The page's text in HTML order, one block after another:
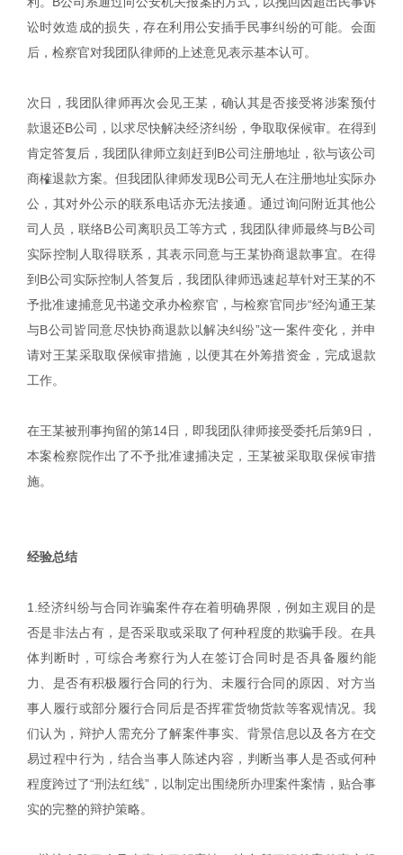
讼时效造成的损失，存在利用公安插手民事纠纷的可能。会面
后，检察官对我团队律师的上述意见表示基本认可。
次日，我团队律师再次会见王某，确认其是否接受将涉案预付
款退还B公司，以求尽快解决经济纠纷，争取取保候审。在得到
肯定答复后，我团队律师立刻赶到B公司注册地址，欲与该公司
商榷退款方案。但我团队律师发现B公司无人在注册地址实际办
公，其对外公示的联系电话亦无法接通。通过询问附近其他公
司人员，联络B公司离职员工等方式，我团队律师最终与B公司
实际控制人取得联系，其表示同意与王某协商退款事宜。在得
到B公司实际控制人答复后，我团队律师迅速起草针对王某的不
予批准逮捕意见书递交承办检察官，与检察官同步“经沟通王某
与B公司皆同意尽快协商退款以解决纠纷”这一案件变化，并申
请对王某采取取保候审措施，以便其在外筹措资金，完成退款
工作。
在王某被刑事拘留的第14日，即我团队律师接受委托后第9日，
本案检察院作出了不予批准逮捕决定，王某被采取取保候审措
施。
经验总结
1.经济纠纷与合同诈骗案件存在着明确界限，例如主观目的是
否是非法占有，是否采取或采取了何种程度的欺骗手段。在具
体判断时，可综合考察行为人在签订合同时是否具备履约能
力、是否有积极履行合同的行为、未履行合同的原因、对方当
事人履行或部分履行合同后是否挥霍货物货款等客观情况。我
们认为，辩护人需充分了解案件事实、背景信息以及各方在交
易过程中行为，结合当事人陈述内容，判断当事人是否或何种
程度跨过了“刑法红线”，以制定出围绕所办理案件案情，贴合事
实的完整的辩护策略。